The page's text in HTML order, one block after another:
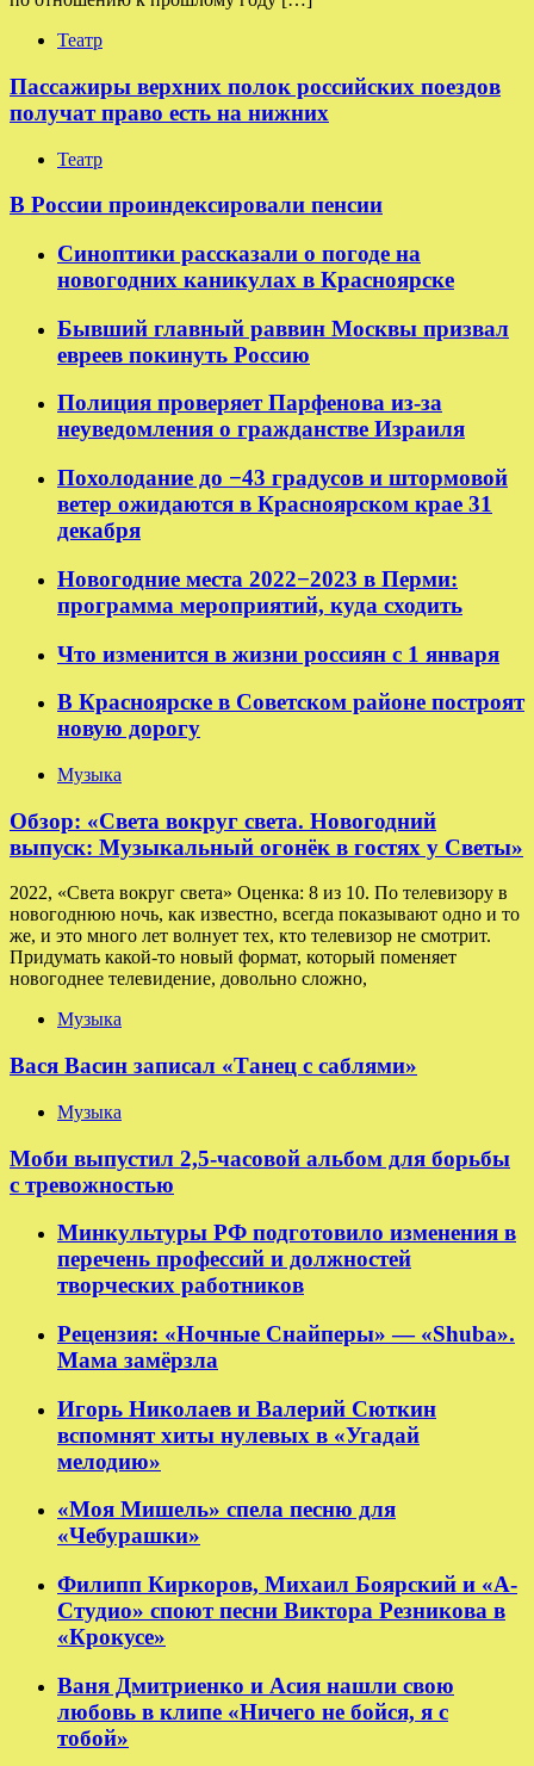
Театр
Пассажиры верхних полок российских поездов
получат право есть на нижних
Театр
В России проиндексировали пенсии
Синоптики рассказали о погоде на
новогодних каникулах в Красноярске
Бывший главный раввин Москвы призвал
евреев покинуть Россию
Полиция проверяет Парфенова из-за
неуведомления о гражданстве Израиля
Похолодание до −43 градусов и штормовой
ветер ожидаются в Красноярском крае 31
декабря
Новогодние места 2022−2023 в Перми:
программа мероприятий, куда сходить
Что изменится в жизни россиян с 1 января
В Красноярске в Советском районе построят
новую дорогу
Музыка
Обзор: «Света вокруг света. Новогодний
выпуск: Музыкальный огонёк в гостях у Светы»
2022, «Света вокруг света» Оценка: 8 из 10. По телевизору в
новогоднюю ночь, как известно, всегда показывают одно и то
же, и это много лет волнует тех, кто телевизор не смотрит.
Придумать какой-то новый формат, который поменяет
новогоднее телевидение, довольно сложно,
Музыка
Вася Васин записал «Танец с саблями»
Музыка
Моби выпустил 2,5-часовой альбом для борьбы
с тревожностью
Минкультуры РФ подготовило изменения в
перечень профессий и должностей
творческих работников
Рецензия: «Ночные Снайперы» — «Shuba».
Мама замёрзла
Игорь Николаев и Валерий Сюткин
вспомнят хиты нулевых в «Угадай
мелодию»
«Моя Мишель» спела песню для
«Чебурашки»
Филипп Киркоров, Михаил Боярский и «А-
Студио» споют песни Виктора Резникова в
«Крокусе»
Ваня Дмитриенко и Асия нашли свою
любовь в клипе «Ничего не бойся, я с
тобой»